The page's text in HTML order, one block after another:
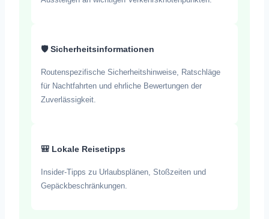
🛡️ Sicherheitsinformationen
Routenspezifische Sicherheitshinweise, Ratschläge
für Nachtfahrten und ehrliche Bewertungen der
Zuverlässigkeit.
🎒 Lokale Reisetipps
Insider-Tipps zu Urlaubsplänen, Stoßzeiten und
Gepäckbeschränkungen.